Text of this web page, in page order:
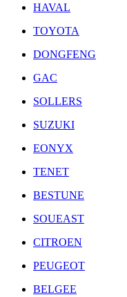
HAVAL
TOYOTA
DONGFENG
GAC
SOLLERS
SUZUKI
EONYX
TENET
BESTUNE
SOUEAST
CITROEN
PEUGEOT
BELGEE